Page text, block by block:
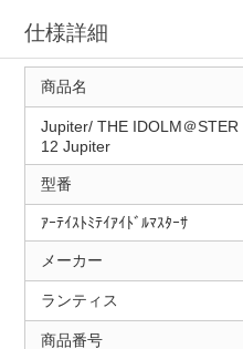
仕様詳細
商品名
Jupiter/ THE IDOLM＠STER
12 Jupiter
型番
ｱｰﾃｲｽﾄﾐﾃｲｱｲﾄﾞﾙﾏｽﾀｰｻ
メーカー
ランティス
商品番号